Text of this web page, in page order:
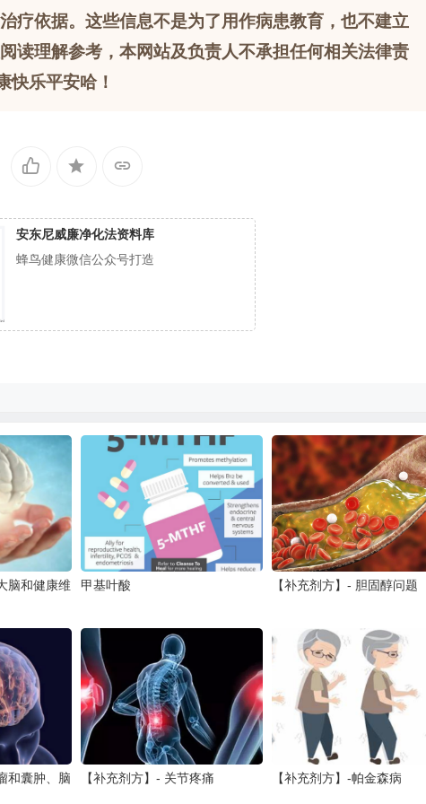
疗依据。这些信息不是为了用作病患教育，也不建立
读理解参考，本网站及负责人不承担任何相关法律责
快乐平安哈！
安东尼威廉净化法资料库
蜂鸟健康微信公众号打造
脑和健康维
甲基叶酸 【补充剂方】- 胆固醇问题
和囊肿、脑
【补充剂方】- 关节疼痛 【补充剂方】-帕金森病